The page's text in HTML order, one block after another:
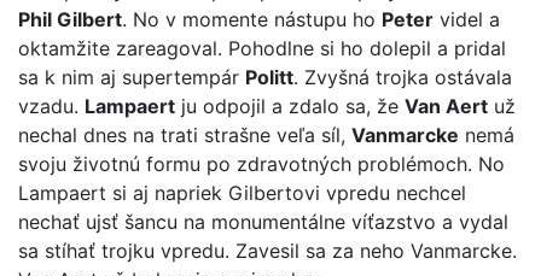
Phil Gilbert. No v momente nástupu ho Peter videl a
oktamžite zareagoval. Pohodlne si ho dolepil a pridal
sa k nim aj supertempár Politt. Zvyšná trojka ostávala
vzadu. Lampaert ju odpojil a zdalo sa, že Van Aert už
nechal dnes na trati strašne veľa síl, Vanmarcke nemá
svoju životnú formu po zdravotných problémoch. No
Lampaert si aj napriek Gilbertovi vpredu nechcel
nechať ujsť šancu na monumentálne víťazstvo a vydal
sa stíhať trojku vpredu. Zavesil sa za neho Vanmarcke.